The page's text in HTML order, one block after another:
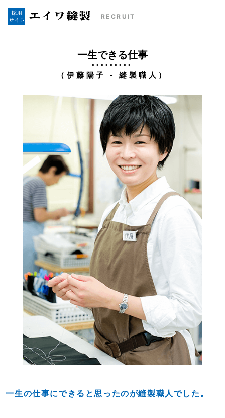
RECRUIT
一生できる仕事
（伊藤陽子 - 縫製職人）
一生の仕事にできると思ったのが縫製職人でした。